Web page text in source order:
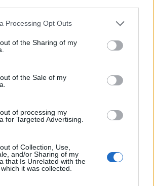
Processing Opt Outs
of the Sharing of my
of the Sale of my
of processing my
for Targeted Advertising.
of Collection, Use,
and/or Sharing of my
that Is Unrelated with the
it was collected.
Mitch
Rantanen kävivät rajun
sanasodan runkosarjan lopulla
julkisti ketjut Sveitsi-peliin –
Barkov tekee paluun
sekosi Suomen 2.
– sai samasta tilanteesta
– USA klo 15:10 – näin katsot